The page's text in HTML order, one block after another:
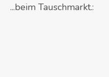
...beim Tauschmarkt.: